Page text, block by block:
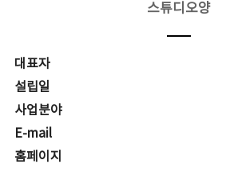
스튜디오양
대표자
설립일
사업분야
E-mail
홈페이지